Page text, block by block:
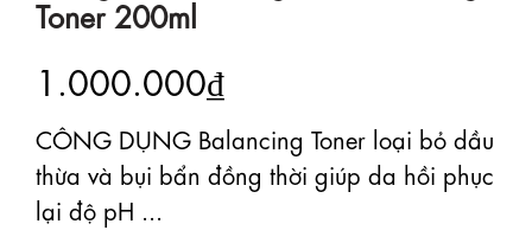
Toner 200ml
1.000.000₫
CÔNG DỤNG Balancing Toner loại bỏ dầu
thừa và bụi bẩn đồng thời giúp da hồi phục
lại độ pH ...